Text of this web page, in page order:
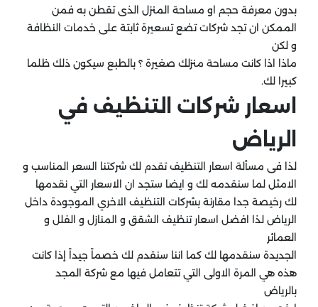
بدون معرفة حجم او مساحة المنزل الذى تقطن به فمن
الممكن ان تجد شركات تضع تسعيرة ثابتة على خدمات النظافة
و لكن
ماذا اذا كانت مساحة منزلك صغيرة ؟ بالطبع سيكون ذلك ظلما
كبيرا لك.
اسعار شركات التنظيف في
الرياض
لذا فى مسألة اسعار التنظيف تقدم لك شركتنا السعر المناسب و
الامثل لما سنقدمه لك و ايضا ستجد ان الاسعار التي نقدمها
لك رخيصة جدا مقارنة بشركات التنظيف الاخري الموجودة داخل
الرياض لذا افضل اسعار تنظيف الشقق و المنازل و الفلل و
العمائر
الجديدة سنقدمها لك كما اننا سنقدم لك خصماً جيداً إذا كانت
هذه هي المرة الاولى التي تتعامل فيها مع شركة المجد
بالرياض